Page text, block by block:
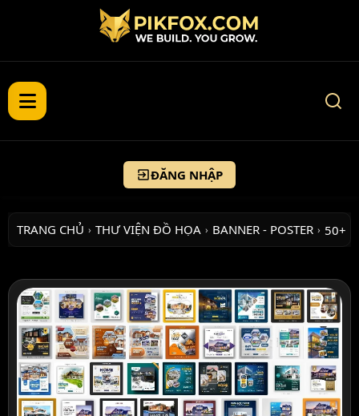
ĐĂNG NHẬP
TRANG CHỦ › THƯ VIỆN ĐỒ HỌA › BANNER - POSTER › 50+